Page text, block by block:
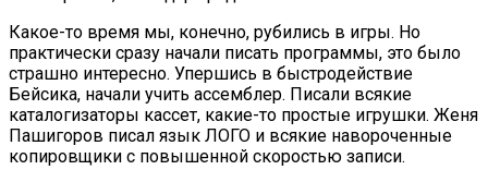
Какое-то время мы, конечно, рубились в игры. Но
практически сразу начали писать программы, это было
страшно интересно. Упершись в быстродействие
Бейсика, начали учить ассемблер. Писали всякие
каталогизаторы кассет, какие-то простые игрушки. Женя
Пашигоров писал язык ЛОГО и всякие навороченные
копировщики с повышенной скоростью записи.